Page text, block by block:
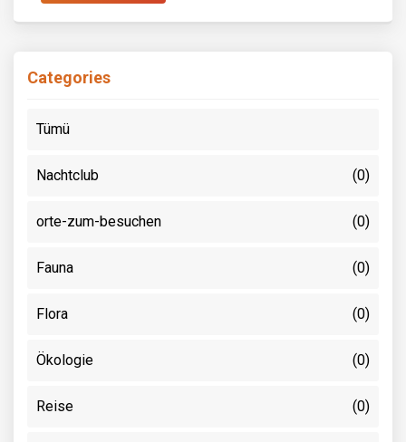
Categories
Tümü
Nachtclub (0)
orte-zum-besuchen (0)
Fauna (0)
Flora (0)
Ökologie (0)
Reise (0)